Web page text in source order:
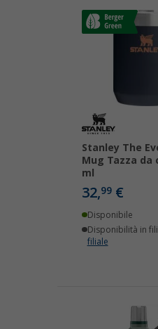
Stanley The
Mug Tazza da
ml
32,99 €
Disponibile
Disponibilità in
filiale